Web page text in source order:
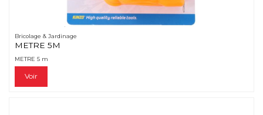
Bricolage & Jardinage
METRE 5M
METRE 5 m
Voir